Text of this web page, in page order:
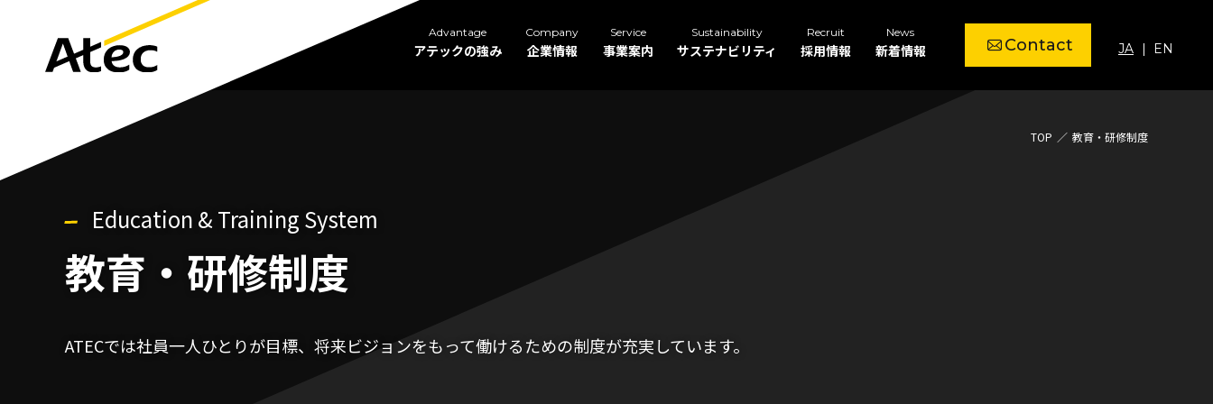
Advantage
アテックの強み
Company
企業情報
Service
事業案内
Sustainability
サステナビリティ
Recruit
採用情報
News
新着情報 Contact JA EN
TOP 教育・研修制度
Education & Training System
教育・研修制度
ATECでは社員一人ひとりが目標、将来ビジョンをもって働けるための制度が充実しています。